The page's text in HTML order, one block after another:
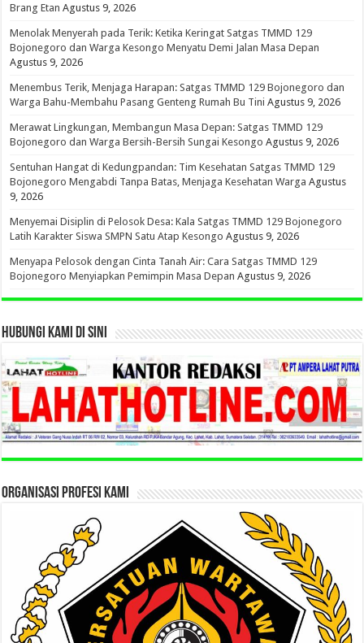
Brang Etan Agustus 9, 2026
Menolak Menyerah pada Terik: Ketika Keringat Satgas TMMD 129
Bojonegoro dan Warga Kesongo Menyatu Demi Jalan Masa Depan
Agustus 9, 2026
Menembus Terik, Menjaga Harapan: Satgas TMMD 129 Bojonegoro dan
Warga Bahu-Membahu Pasang Genteng Rumah Bu Tini Agustus 9, 2026
Merawat Lingkungan, Membangun Masa Depan: Satgas TMMD 129
Bojonegoro dan Warga Bersih-Bersih Sungai Kesongo Agustus 9, 2026
Sentuhan Hangat di Kedungpandan: Tim Kesehatan Satgas TMMD 129
Bojonegoro Mengabdi Tanpa Batas, Menjaga Kesehatan Warga Agustus
9, 2026
Menyemai Disiplin di Pelosok Desa: Kala Satgas TMMD 129 Bojonegoro
Latih Karakter Siswa SMPN Satu Atap Kesongo Agustus 9, 2026
Menyapa Pelosok dengan Cinta Tanah Air: Cara Satgas TMMD 129
Bojonegoro Menyiapkan Pemimpin Masa Depan Agustus 9, 2026
HUBUNGI KAMI DI SINI
ORGANISASI PROFESI KAMI